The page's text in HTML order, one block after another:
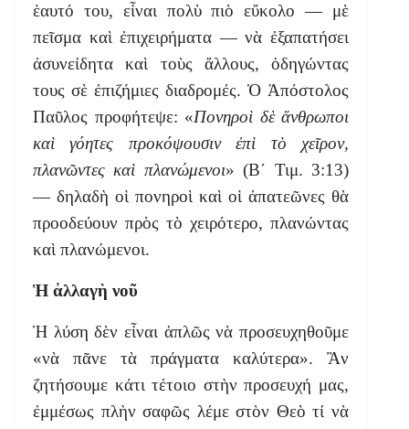
ἑαυτό του, εἶναι πολὺ πιὸ εὔκολο — μὲ
πεῖσμα καὶ ἐπιχειρήματα — νὰ ἐξαπατήσει
ἀσυνείδητα καὶ τοὺς ἄλλους, ὁδηγώντας
τους σὲ ἐπιζήμιες διαδρομές. Ὁ Ἀπόστολος
Παῦλος προφήτεψε: «Πονηροὶ δὲ ἄνθρωποι
καὶ γόητες προκόψουσιν ἐπὶ τὸ χεῖρον,
πλανῶντες καὶ πλανώμενοι» (Β΄ Τιμ. 3:13)
— δηλαδὴ οἱ πονηροὶ καὶ οἱ ἀπατεῶνες θὰ
προοδεύουν πρὸς τὸ χειρότερο, πλανώντας
καὶ πλανώμενοι.
Ἡ ἀλλαγὴ νοῦ
Ἡ λύση δὲν εἶναι ἁπλῶς νὰ προσευχηθοῦμε
«νὰ πᾶνε τὰ πράγματα καλύτερα». Ἂν
ζητήσουμε κάτι τέτοιο στὴν προσευχή μας,
ἐμμέσως πλὴν σαφῶς λέμε στὸν Θεὸ τί νὰ